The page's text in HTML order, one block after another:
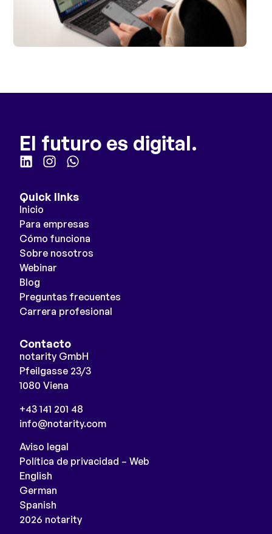
El futuro es digital.
Quick links
Inicio
Para empresas
Cómo funciona
Sobre nosotros
Webinar
Blog
Preguntas frecuentes
Carrera profesional
Contacto
notarity GmbH
Pfeilgasse 23/3
1080 Viena
+43 141 201 48
info@notarity.com
2026 notarity
Aviso legal
Política de privacidad – Web
English
German
Spanish